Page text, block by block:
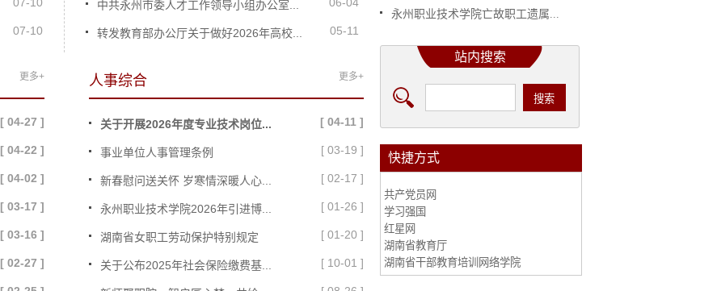
07-10
中共永州市委人才工作领导小组办公室...
05-11
转发教育部办公厅关于做好2026年高校...
更多+
[ 04-27 ]
[ 04-22 ]
[ 04-02 ]
[ 03-17 ]
[ 03-16 ]
[ 02-27 ]
更多+
人事综合
[ 04-11 ]
关于开展2026年度专业技术岗位...
[ 03-19 ]
事业单位人事管理条例
[ 02-17 ]
新春慰问送关怀 岁寒情深暖人心...
[ 01-26 ]
永州职业技术学院2026年引进博...
[ 01-20 ]
湖南省女职工劳动保护特别规定
[ 10-01 ]
关于公布2025年社会保险缴费基...
永州职业技术学院亡故职工遗属...
站内搜索
快捷方式
共产党员网
学习强国
红星网
湖南省教育厅
湖南省干部教育培训网络学院